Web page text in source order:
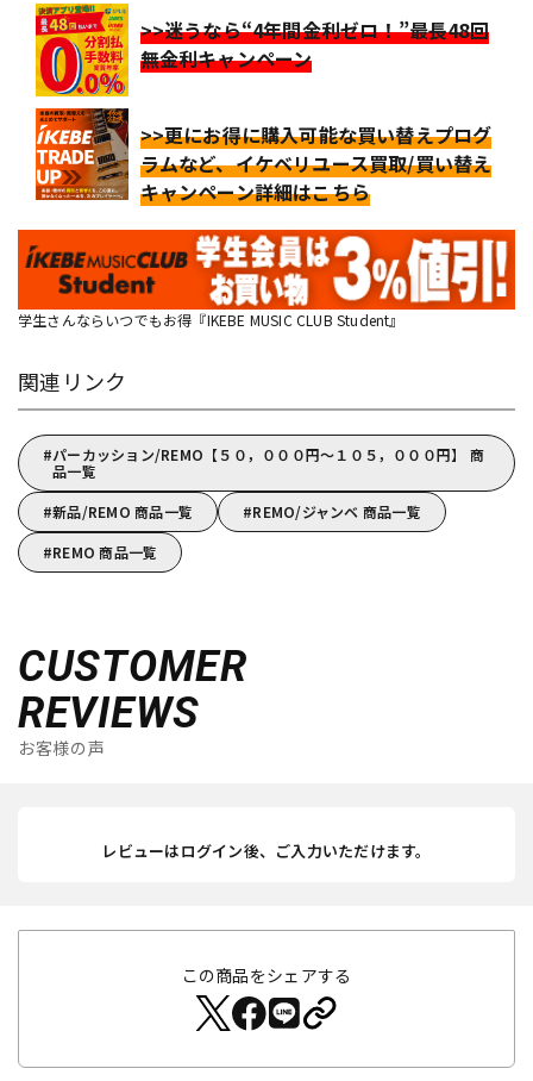
>>迷うなら“4年間金利ゼロ！”最長48回
無金利キャンペーン
>>更にお得に購入可能な買い替えプログ
ラムなど、イケベリユース買取/買い替え
キャンペーン詳細はこちら
学生さんならいつでもお得『IKEBE MUSIC CLUB Student』
関連リンク
パーカッション/REMO【５０，０００円～１０５，０００円】 商
品一覧
新品/REMO 商品一覧
REMO/ジャンベ 商品一覧
REMO 商品一覧
CUSTOMER
REVIEWS
お客様の声
レビューはログイン後、ご入力いただけます。
この商品をシェアする